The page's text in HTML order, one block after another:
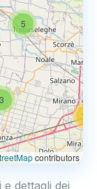
14
5
3
contributors
dettagli dei